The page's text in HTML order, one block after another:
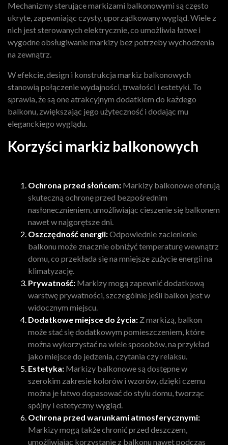
Mechanizmy sterujące markizami balkonowymi są często
ukryte, zapewniając czysty, uporządkowany wygląd. Wiele z
nich jest sterowanych elektrycznie, co umożliwia łatwe i
wygodne obsługiwanie markizy bez potrzeby wychodzenia
na zewnątrz.
W efekcie, design i konstrukcja markiz balkonowych
stanowią połączenie wydajności, trwałości i estetyki. To
sprawia, że są one atrakcyjnym dodatkiem do każdego
balkonu, zwiększając jego użyteczność i dodając mu
eleganckiego wyglądu.
Korzyści markiz balkonowych
Ochrona przed słońcem: Markizy balkonowe oferują
skuteczną ochronę przed bezpośrednim
nasłonecznieniem, umożliwiając cieszenie się balkonem
nawet w najgorętsze dni.
Oszczędność energii:Odpowiednie zacienienie
balkonu może znacznie obniżyć temperaturę wewnątrz
domu, co przekłada się na mniejsze zużycie energii na
klimatyzację.
Prywatność: Markizy mogą zapewnić dodatkową
warstwę prywatności, szczególnie jeśli balkon jest w
widocznym miejscu.
Dodatkowe miejsce do życia: Z markizą, balkon
może stać się dodatkowym pomieszczeniem, które
można wykorzystać na wiele sposobów, na przykład
jako miejsce do jedzenia, czytania czy relaksu.
Estetyka: Markizy balkonowe są dostępne w
szerokim zakresie kolorów i wzorów, dzięki czemu
można je łatwo dopasować do stylu domu, tworząc
spójny i estetyczny wygląd.
Ochrona przed warunkami atmosferycznymi:
Markizy mogą także chronić przed deszczem,
umożliwiając korzystanie z balkonu nawet podczas